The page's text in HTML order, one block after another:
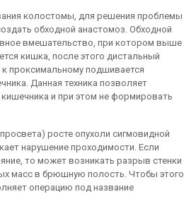
колостомы, для решения проблемы
обходной анастомоз. Обходной
вмешательство, при котором выше
кишка, после этого дистальный
к проксимальному подшивается
Данная техника позволяет
и при этом не формировать
росте опухоли сигмовидной
нарушение проходимости. Если
то может возникать разрыв стенки
масс в брюшную полость. Чтобы этого
операцию под название